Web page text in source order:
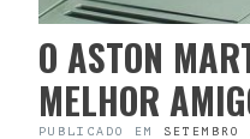
O ASTON
MELHOR
PUBLICADO EM